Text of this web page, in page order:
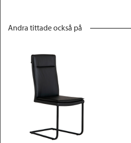
Andra tittade också på